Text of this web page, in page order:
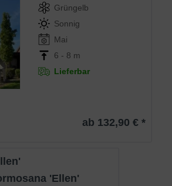
Grüngelb
Sonnig
Mai
6 - 8 m
Lieferbar
ab 132,90 € *
'Ellen'